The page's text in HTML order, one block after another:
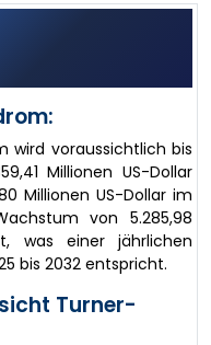
wird voraussichtlich bis
Millionen US-Dollar
Millionen US-Dollar im
von 5.285,98
was einer jährlichen
bis 2032 entspricht.
Turner-